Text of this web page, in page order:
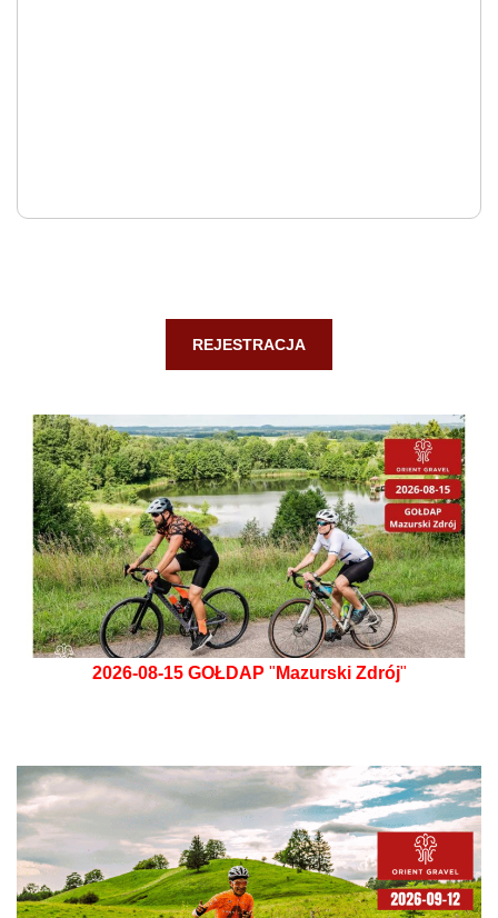
REJESTRACJA
2026-08-15 GOŁDAP " Mazurski Zdrój"